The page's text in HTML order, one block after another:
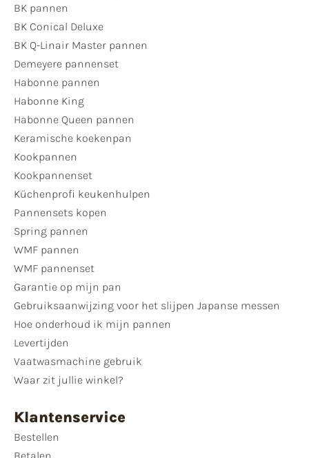
BK pannen
BK Conical Deluxe
BK Q-Linair Master pannen
Demeyere pannenset
Habonne pannen
Habonne King
Habonne Queen pannen
Keramische koekenpan
Kookpannen
Kookpannenset
Küchenprofi keukenhulpen
Pannensets kopen
Spring pannen
WMF pannen
WMF pannenset
Garantie op mijn pan
Gebruiksaanwijzing voor het slijpen Japanse messen
Hoe onderhoud ik mijn pannen
Levertijden
Vaatwasmachine gebruik
Waar zit jullie winkel?
Klantenservice
Bestellen